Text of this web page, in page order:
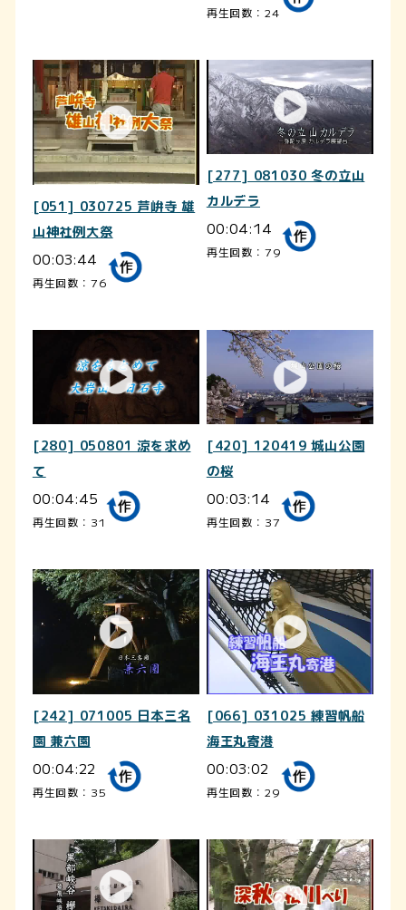
再生回数：24
[051] 030725 芦峅寺 雄
山神社例大祭
00:03:44
再生回数：76
[277] 081030 冬の立山
カルデラ
00:04:14
再生回数：79
[280] 050801 涼を求め
て
00:04:45
再生回数：31
[420] 120419 城山公園
の桜
00:03:14
再生回数：37
[242] 071005 日本三名
園 兼六園
00:04:22
再生回数：35
[066] 031025 練習帆船
海王丸寄港
00:03:02
再生回数：29